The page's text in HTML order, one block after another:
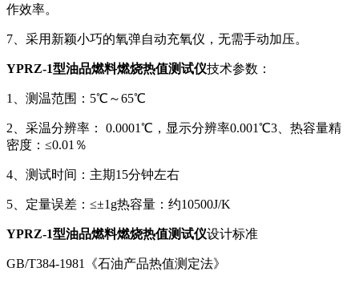
作效率。
7、采用新颖小巧的氧弹自动充氧仪，无需手动加压。
YPRZ-1型油品燃料燃烧热值测试仪技术参数：
1、测温范围：5℃～65℃
2、采温分辨率： 0.0001℃，显示分辨率0.001℃3、热容量精
密度：≤0.01％
4、测试时间：主期15分钟左右
5、定量误差：≤±1g热容量：约10500J/K
YPRZ-1型油品燃料燃烧热值测试仪设计标准
GB/T384-1981《石油产品热值测定法》